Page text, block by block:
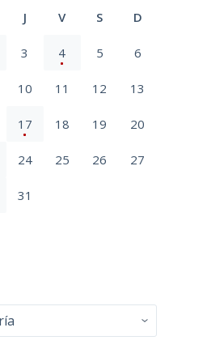
J V S D
3 4 5 6
10 11 12 13
17 18 19 20
24 25 26 27
31